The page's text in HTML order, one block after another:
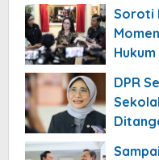
Rumah
Soroti
Hukum
DPR